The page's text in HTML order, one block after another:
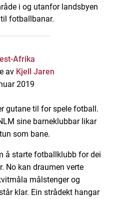
i og utanfor landsbyen
fotballbanar.
Afrika
av Kjell Jaren
2019
gutane til for spele fotball.
sine barneklubbar likar
som bane.
å starte fotballklubb for dei
No kan draumen verte
målstenger og
klar. Ein strådekt hangar